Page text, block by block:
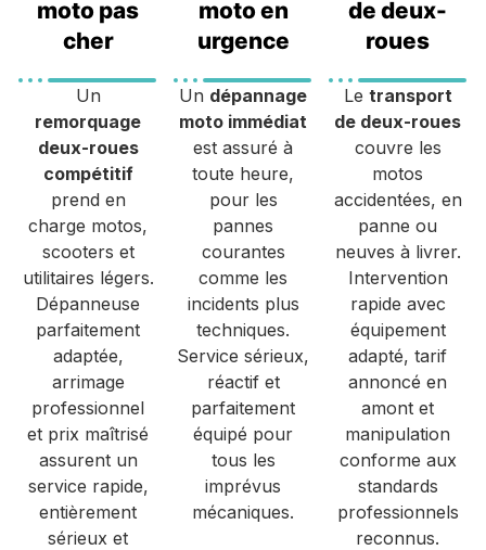
moto pas
cher
Un
remorquage
deux-roues
compétitif
prend en
charge motos,
scooters et
utilitaires légers.
Dépanneuse
parfaitement
adaptée,
arrimage
professionnel
et prix maîtrisé
assurent un
service rapide,
entièrement
sérieux et
moto en
urgence
Un dépannage
moto immédiat
est assuré à
toute heure,
pour les
pannes
courantes
comme les
incidents plus
techniques.
Service sérieux,
réactif et
parfaitement
équipé pour
tous les
imprévus
mécaniques.
de deux-
roues
Le transport
de deux-roues
couvre les
motos
accidentées, en
panne ou
neuves à livrer.
Intervention
rapide avec
équipement
adapté, tarif
annoncé en
amont et
manipulation
conforme aux
standards
professionnels
reconnus.